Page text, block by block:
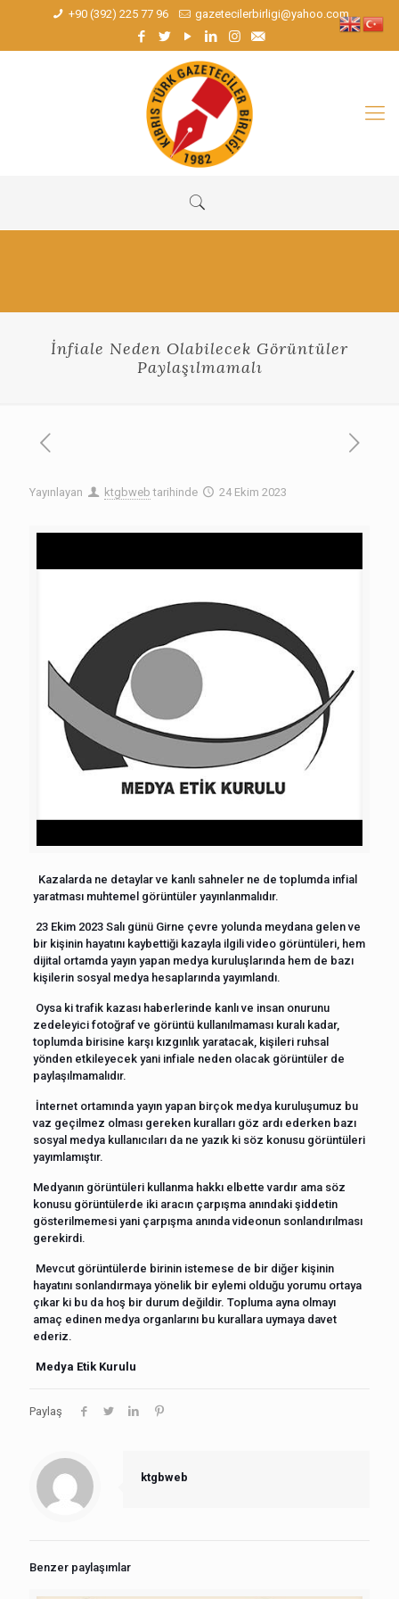
+90 (392) 225 77 96 gazetecilerbirligi@yahoo.com
İnfiale Neden Olabilecek Görüntüler
Paylaşılmamalı
Yayınlayan ktgbweb tarihinde 24 Ekim 2023
Kazalarda ne detaylar ve kanlı sahneler ne de toplumda infial
yaratması muhtemel görüntüler yayınlanmalıdır.
23 Ekim 2023 Salı günü Girne çevre yolunda meydana gelen ve
bir kişinin hayatını kaybettiği kazayla ilgili video görüntüleri, hem
dijital ortamda yayın yapan medya kuruluşlarında hem de bazı
kişilerin sosyal medya hesaplarında yayımlandı.
Oysa ki trafik kazası haberlerinde kanlı ve insan onurunu
zedeleyici fotoğraf ve görüntü kullanılmaması kuralı kadar,
toplumda birisine karşı kızgınlık yaratacak, kişileri ruhsal
yönden etkileyecek yani infiale neden olacak görüntüler de
paylaşılmamalıdır.
İnternet ortamında yayın yapan birçok medya kuruluşumuz bu
vaz geçilmez olması gereken kuralları göz ardı ederken bazı
sosyal medya kullanıcıları da ne yazık ki söz konusu görüntüleri
yayımlamıştır.
Medyanın görüntüleri kullanma hakkı elbette vardır ama söz
konusu görüntülerde iki aracın çarpışma anındaki şiddetin
gösterilmemesi yani çarpışma anında videonun sonlandırılması
gerekirdi.
Mevcut görüntülerde birinin istemese de bir diğer kişinin
hayatını sonlandırmaya yönelik bir eylemi olduğu yorumu ortaya
çıkar ki bu da hoş bir durum değildir. Topluma ayna olmayı
amaç edinen medya organlarını bu kurallara uymaya davet
ederiz.
Medya Etik Kurulu
Paylaş
ktgbweb
Benzer paylaşımlar